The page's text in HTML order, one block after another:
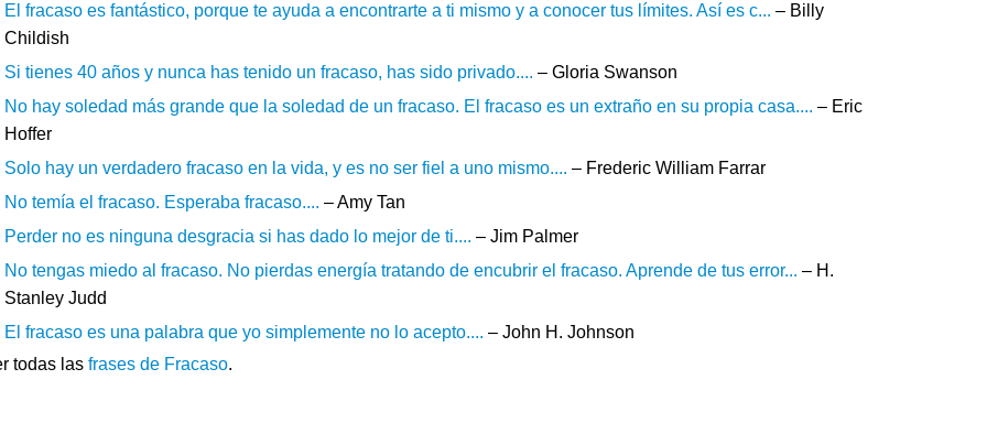
El fracaso es fantástico, porque te ayuda a encontrarte a ti mismo y a conocer tus límites. Así es c... – Billy
Childish
Si tienes 40 años y nunca has tenido un fracaso, has sido privado.... – Gloria Swanson
No hay soledad más grande que la soledad de un fracaso. El fracaso es un extraño en su propia casa.... – Eric
Hoffer
Solo hay un verdadero fracaso en la vida, y es no ser fiel a uno mismo.... – Frederic William Farrar
No temía el fracaso. Esperaba fracaso.... – Amy Tan
Perder no es ninguna desgracia si has dado lo mejor de ti.... – Jim Palmer
No tengas miedo al fracaso. No pierdas energía tratando de encubrir el fracaso. Aprende de tus error... – H.
Stanley Judd
El fracaso es una palabra que yo simplemente no lo acepto.... – John H. Johnson
todas las frases de Fracaso.